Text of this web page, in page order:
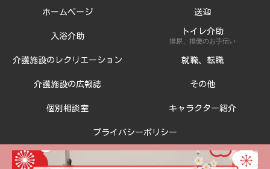
ホームページ 送迎
入浴介助
トイレ介助
排尿、排便のお手伝い
介護施設のレクリエーション 就職、転職
介護施設の広報誌 その他
個別相談室 キャラクター紹介
プライバシーポリシー